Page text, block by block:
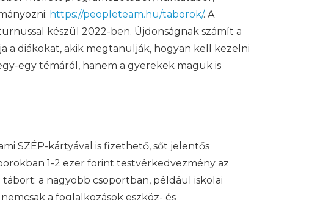
https://peopleteam.hu/taborok/. A
készül 2022-ben. Újdonságnak számít a
a diákokat, akik megtanulják, hogyan kell kezelni
egy témáról, hanem a gyerekek maguk is
SZÉP-kártyával is fizethető, sőt jelentős
1-2 ezer forint testvérkedvezmény az
a nagyobb csoportban, például iskolai
a foglalkozások eszköz- és